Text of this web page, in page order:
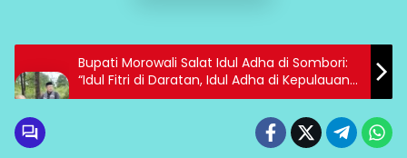
Bupati Morowali Salat Idul Adha di Sombori:
“Idul Fitri di Daratan, Idul Adha di Kepulauan
Adalah Janji Kami”